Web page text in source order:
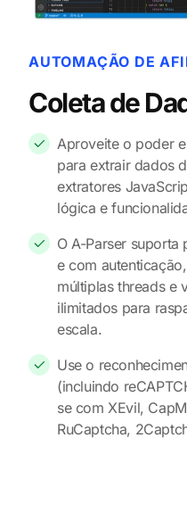
AUTOMAÇÃO DE
Coleta de
Aproveite o poder
para extrair dados
extratores
lógica e
O A-Parser suporta
e com
múltiplas threads e
ilimitados para
escala.
Use o
(incluindo
se com XEvil,
RuCaptcha,